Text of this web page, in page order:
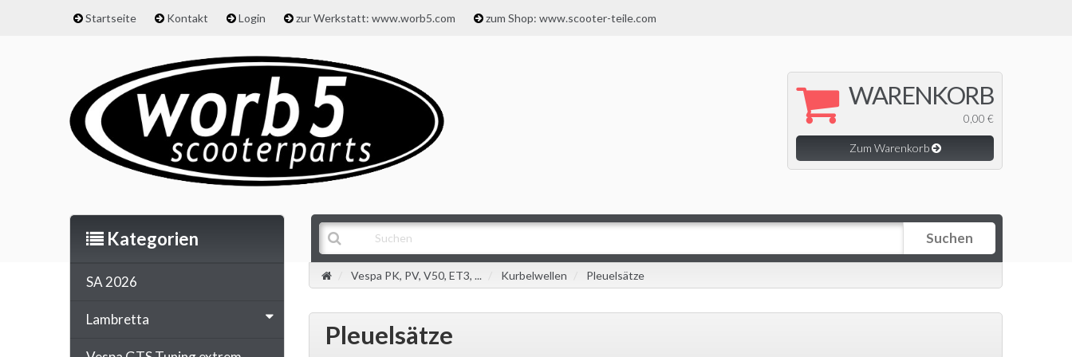
Startseite Kontakt Login zur Werkstatt: www.worb5.com zum Shop: www.scooter-teile.com
WARENKORB
0,00 €
Zum Warenkorb
Suchen
Vespa PK, PV, V50, ET3, ... Kurbelwellen Pleuelsätze
Pleuelsätze
Kategorien
SA 2026
Lambretta